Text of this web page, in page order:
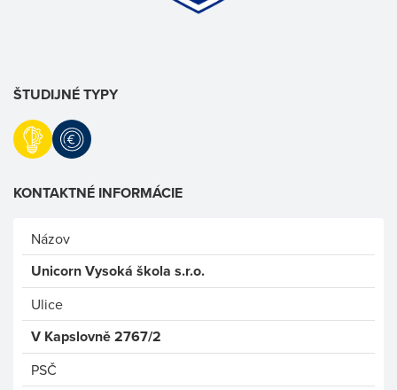
ŠTUDIJNÉ TYPY
KONTAKTNÉ INFORMÁCIE
Názov
Unicorn Vysoká škola s.r.o.
Ulice
V Kapslovně 2767/2
PSČ